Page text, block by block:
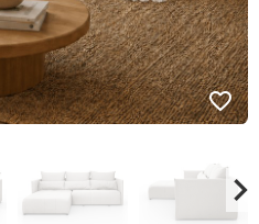
favorite_border